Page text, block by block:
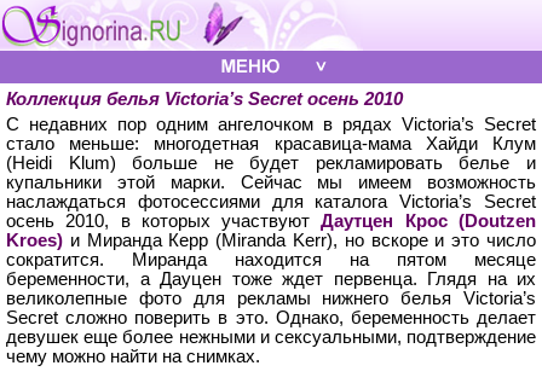
Коллекция белья Victoria’s Secret осень 2010
С недавних пор одним ангелочком в рядах Victoria’s Secret
стало меньше: многодетная красавица-мама Хайди Клум
(Heidi Klum) больше не будет рекламировать белье и
купальники этой марки. Сейчас мы имеем возможность
наслаждаться фотосессиями для каталога Victoria’s Secret
осень 2010, в которых участвуютДаутцен Крос (Doutzen
Kroes) и Миранда Керр (Miranda Kerr), но вскоре и это число
сократится. Миранда находится на пятом месяце
беременности, а Дауцен тоже ждет первенца. Глядя на их
великолепные фото для рекламы нижнего белья Victoria’s
Secret сложно поверить в это. Однако, беременность делает
девушек еще более нежными и сексуальными, подтверждение
чему можно найти на снимках.